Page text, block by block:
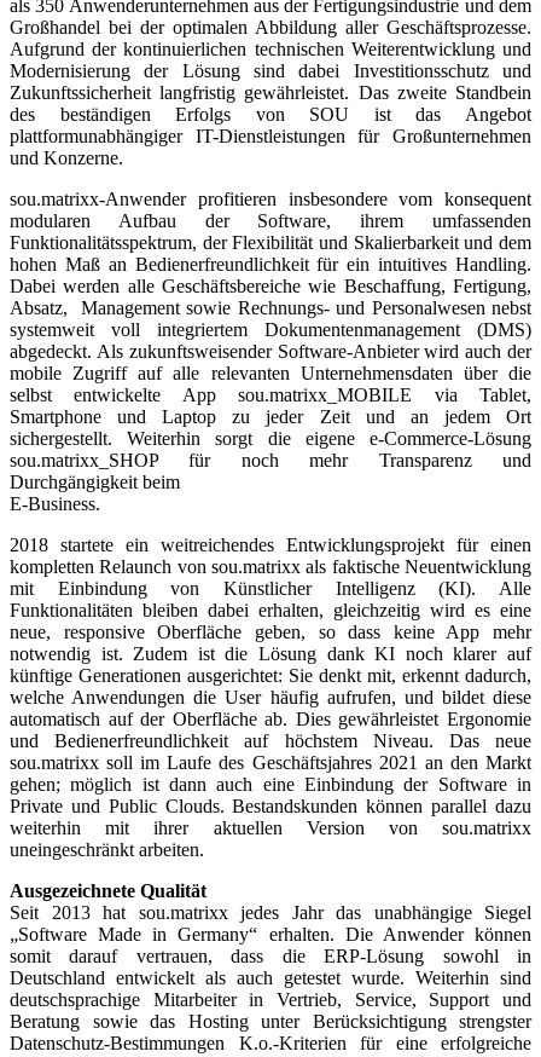
als 350 Anwenderunternehmen aus der Fertigungsindustrie und dem
Großhandel bei der optimalen Abbildung aller Geschäftsprozesse.
Aufgrund der kontinuierlichen technischen Weiterentwicklung und
Modernisierung der Lösung sind dabei Investitionsschutz und
Zukunftssicherheit langfristig gewährleistet. Das zweite Standbein
des beständigen Erfolgs von SOU ist das Angebot
plattformunabhängiger IT-Dienstleistungen für Großunternehmen
und Konzerne.
sou.matrixx-Anwender profitieren insbesondere vom konsequent
modularen Aufbau der Software, ihrem umfassenden
Funktionalitätsspektrum, der Flexibilität und Skalierbarkeit und dem
hohen Maß an Bedienerfreundlichkeit für ein intuitives Handling.
Dabei werden alle Geschäftsbereiche wie Beschaffung, Fertigung,
Absatz, Management sowie Rechnungs- und Personalwesen nebst
systemweit voll integriertem Dokumentenmanagement (DMS)
abgedeckt. Als zukunftsweisender Software-Anbieter wird auch der
mobile Zugriff auf alle relevanten Unternehmensdaten über die
selbst entwickelte App sou.matrixx_MOBILE via Tablet,
Smartphone und Laptop zu jeder Zeit und an jedem Ort
sichergestellt. Weiterhin sorgt die eigene e-Commerce-Lösung
sou.matrixx_SHOP für noch mehr Transparenz und
Durchgängigkeit beim
E-Business.
2018 startete ein weitreichendes Entwicklungsprojekt für einen
kompletten Relaunch von sou.matrixx als faktische Neuentwicklung
mit Einbindung von Künstlicher Intelligenz (KI). Alle
Funktionalitäten bleiben dabei erhalten, gleichzeitig wird es eine
neue, responsive Oberfläche geben, so dass keine App mehr
notwendig ist. Zudem ist die Lösung dank KI noch klarer auf
künftige Generationen ausgerichtet: Sie denkt mit, erkennt dadurch,
welche Anwendungen die User häufig aufrufen, und bildet diese
automatisch auf der Oberfläche ab. Dies gewährleistet Ergonomie
und Bedienerfreundlichkeit auf höchstem Niveau. Das neue
sou.matrixx soll im Laufe des Geschäftsjahres 2021 an den Markt
gehen; möglich ist dann auch eine Einbindung der Software in
Private und Public Clouds. Bestandskunden können parallel dazu
weiterhin mit ihrer aktuellen Version von sou.matrixx
uneingeschränkt arbeiten.
Ausgezeichnete Qualität
Seit 2013 hat sou.matrixx jedes Jahr das unabhängige Siegel
„Software Made in Germany“ erhalten. Die Anwender können
somit darauf vertrauen, dass die ERP-Lösung sowohl in
Deutschland entwickelt als auch getestet wurde. Weiterhin sind
deutschsprachige Mitarbeiter in Vertrieb, Service, Support und
Beratung sowie das Hosting unter Berücksichtigung strengster
Datenschutz-Bestimmungen K.o.-Kriterien für eine erfolgreiche